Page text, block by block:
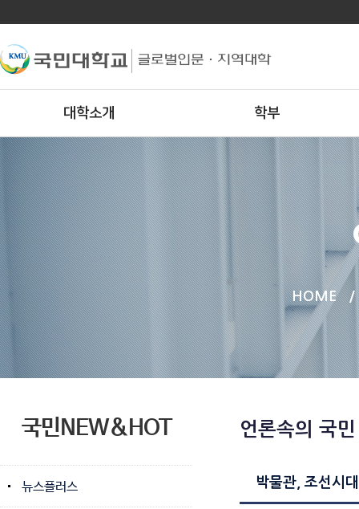
대학소개 학부
HOME /
국민NEW&HOT
뉴스플러스
언론속의 국민
박물관, 조선시